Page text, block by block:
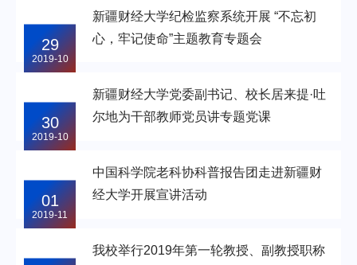
29
2019-10
新疆财经大学纪检监察系统开展 “不忘初
心，牢记使命”主题教育专题会
30
2019-10
新疆财经大学党委副书记、校长居来提·吐
尔地为干部教师党员讲专题党课
01
2019-11
中国科学院老科协科普报告团走进新疆财
经大学开展宣讲活动
我校举行2019年第一轮教授、副教授职称